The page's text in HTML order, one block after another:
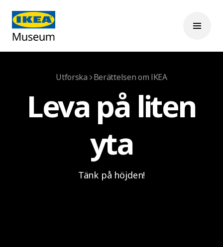
Utforska Berättelsen om IKEA
Leva på liten
yta
Tänk på höjden!